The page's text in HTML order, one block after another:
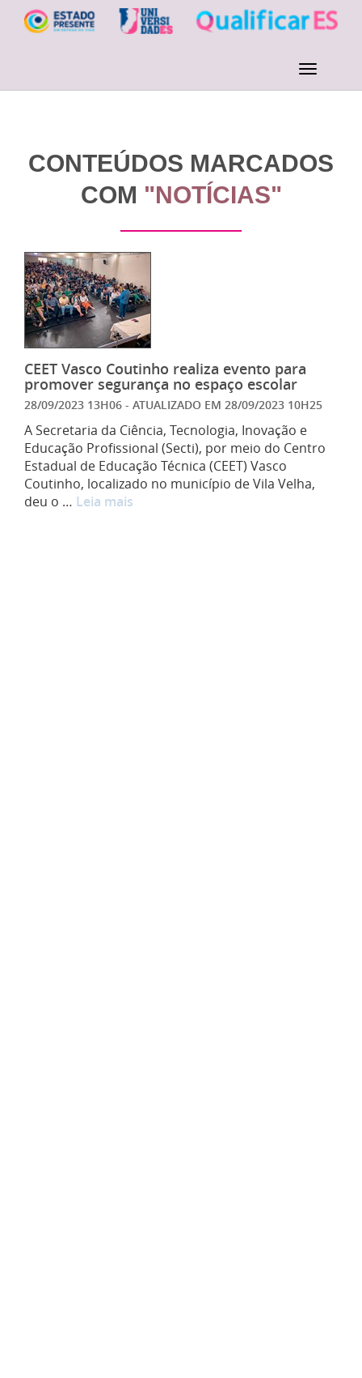
CONTEÚDOS MARCADOS
COM "NOTÍCIAS"
CEET Vasco Coutinho realiza evento para
promover segurança no espaço escolar
28/09/2023 13H06 - ATUALIZADO EM 28/09/2023 10H25
A Secretaria da Ciência, Tecnologia, Inovação e
Educação Profissional (Secti), por meio do Centro
Estadual de Educação Técnica (CEET) Vasco
Coutinho, localizado no município de Vila Velha,
deu o … Leia mais